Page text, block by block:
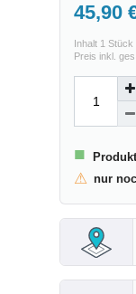
45,90
Inhalt 1Stück
Preis inkl.
■
⚠ nur